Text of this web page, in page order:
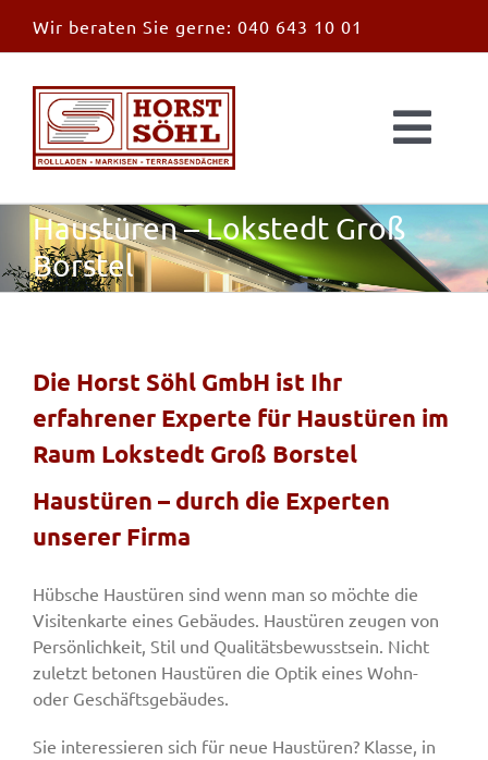
Inhalt
Wir beraten Sie gerne: 040 643 10 01
News
Überdachungen
Tore
Smart Home
Haustüren – Lokstedt Groß
Borstel
Die Horst Söhl GmbH ist Ihr
erfahrener Experte für Haustüren im
Raum Lokstedt Groß Borstel
Haustüren – durch die Experten
unserer Firma
Hübsche Haustüren sind wenn man so möchte die
Visitenkarte eines Gebäudes. Haustüren zeugen von
Persönlichkeit, Stil und Qualitätsbewusstsein. Nicht
zuletzt betonen Haustüren die Optik eines Wohn-
oder Geschäftsgebäudes.
Sie interessieren sich für neue Haustüren? Klasse, in